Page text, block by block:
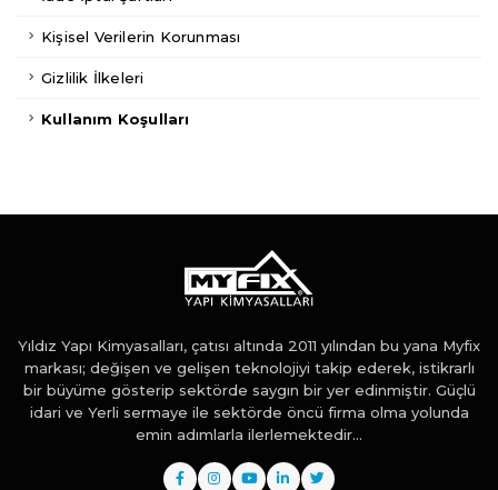
Kişisel Verilerin Korunması
Gizlilik İlkeleri
Kullanım Koşulları
Yıldız Yapı Kimyasalları, çatısı altında 2011 yılından bu yana Myfix
markası; değişen ve gelişen teknolojiyi takip ederek, istikrarlı
bir büyüme gösterip sektörde saygın bir yer edinmiştir. Güçlü
idari ve Yerli sermaye ile sektörde öncü firma olma yolunda
emin adımlarla ilerlemektedir...